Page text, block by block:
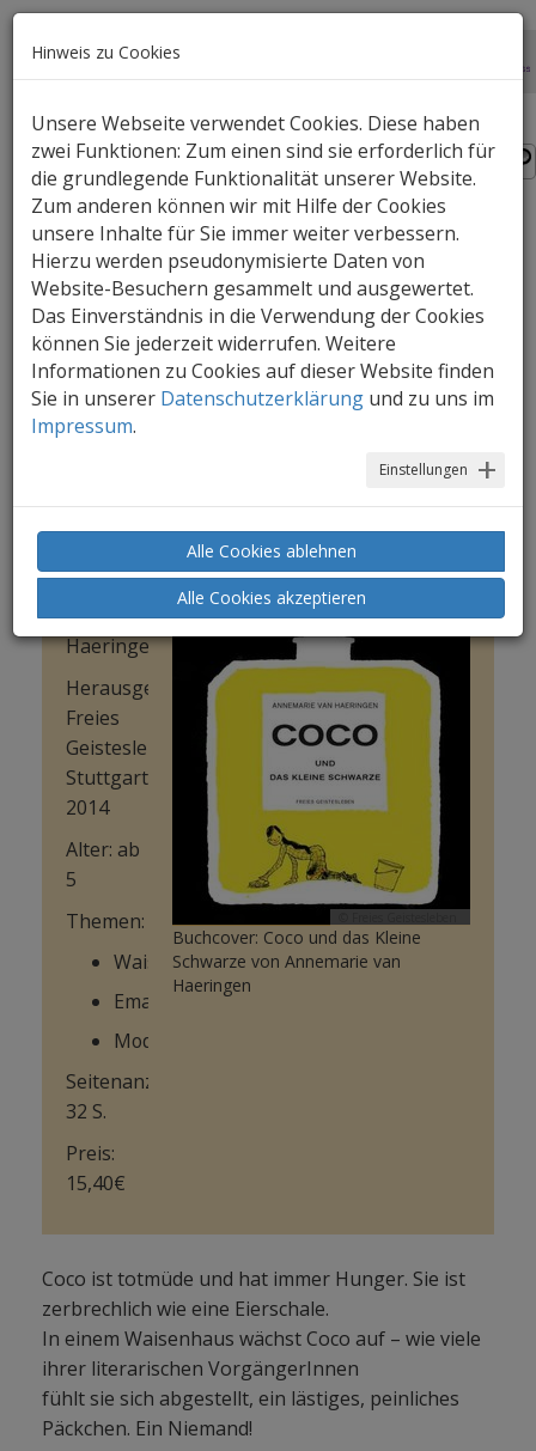
Coco und das Kleine
Schwarze
Ein Bilderbuch über das Leben Coco
Chanels, die in einem Waisenhaus
aufwächst und sich schließlich zu einer
großen Mödeschöpferin entwickelt. Erzählt
im grafischen Stil von Modezeichnungen.
Buchcover: Coco und das Kleine
Schwarze von Annemarie van
Haeringen
Annemarie
van
Haeringen
HerausgeberIn:
Freies
Geistesleben;
Stuttgart
2014
Alter: ab
5
Themen:
Waise
Emanzipation
Mode
Seitenanzahl:
32 S.
Preis:
15,40€
Coco ist totmüde und hat immer Hunger. Sie ist
zerbrechlich wie eine Eierschale.
In einem Waisenhaus wächst Coco auf – wie viele
ihrer literarischen VorgängerInnen
fühlt sie sich abgestellt, ein lästiges, peinliches
Päckchen. Ein Niemand!
Hinweis zu Cookies
Unsere Webseite verwendet Cookies. Diese haben
zwei Funktionen: Zum einen sind sie erforderlich für
die grundlegende Funktionalität unserer Website.
Zum anderen können wir mit Hilfe der Cookies
unsere Inhalte für Sie immer weiter verbessern.
Hierzu werden pseudonymisierte Daten von
Website-Besuchern gesammelt und ausgewertet.
Das Einverständnis in die Verwendung der Cookies
können Sie jederzeit widerrufen. Weitere
Informationen zu Cookies auf dieser Website finden
Sie in unserer Datenschutzerklärung und zu uns im
Impressum.
Einstellungen
Alle Cookies ablehnen
Alle Cookies akzeptieren